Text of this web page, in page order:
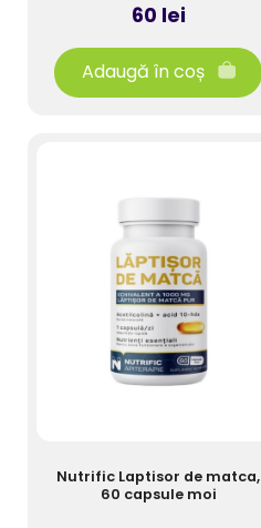
60 lei
Adaugă în coș
Nutrific Laptisor de matca,
60 capsule moi